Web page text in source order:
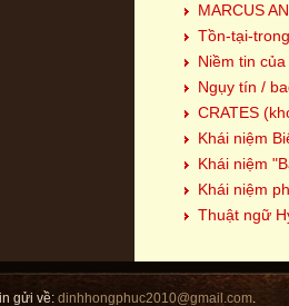
MARCUS
Tồn-tại-
Niềm tin
Ngụy tín /
CRATES
Khái niệm
Khái niệm
Khái niệm
Thuật ngữ
gửi về: dinhhongphuc2010@gmail.com.